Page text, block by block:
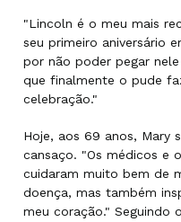
"Lincoln é o meu mais
seu primeiro aniversário
por não poder pegar
que finalmente o pude
celebração."
Hoje, aos 69 anos, Mary
cansaço. "Os médicos e
cuidaram muito bem de
doença, mas também
meu coração." Seguindo